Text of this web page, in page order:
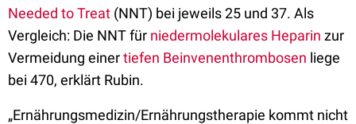
Needed to Treat (NNT) bei jeweils 25 und 37. Als
Vergleich: Die NNT für niedermolekulares Heparin zur
Vermeidung einertiefen Beinvenenthrombosen liege
bei 470, erklärt Rubin.
„Ernährungsmedizin/Ernährungstherapie kommt nicht